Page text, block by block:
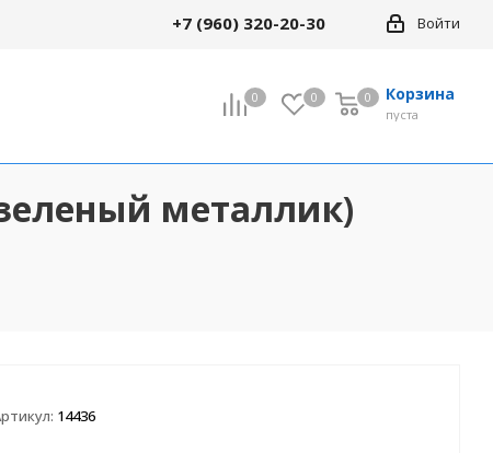
Войти
+7 (960) 320-20-30
0 0 Корзина
0
пуста
0
металлик)
14436